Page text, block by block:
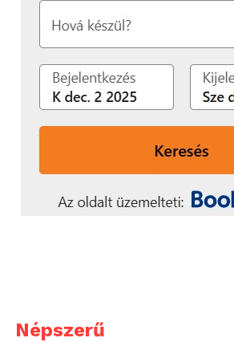
megszüntessék az ipari SLS és
leggyakoribb problémáit, úgy, mint
drága szervizt, az elavult
átállási időket és a jelentős
konfigurációkban.
Népszerű